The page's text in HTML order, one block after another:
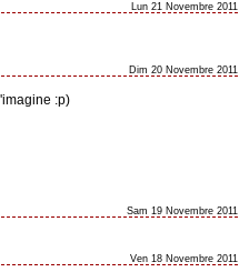
Lun 21 Novembre 2011
Dim 20 Novembre 2011
:p)
Sam 19 Novembre 2011
Ven 18 Novembre 2011